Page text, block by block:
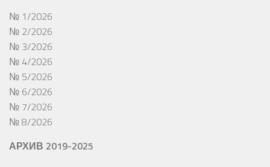
№ 1/2026
№ 2/2026
№ 3/2026
№ 4/2026
№ 5/2026
№ 6/2026
№ 7/2026
№ 8/2026
АРХИВ 2019-2025